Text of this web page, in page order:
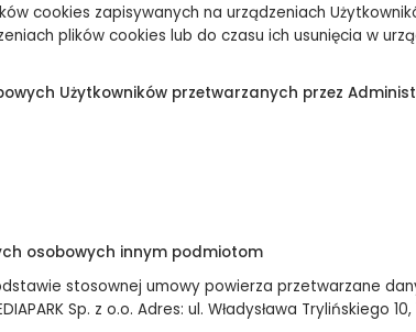
cookies zapisywanych na urządzeniach
plików cookies lub do czasu ich usunięcia w
Użytkowników przetwarzanych przez
osobowych innym podmiotom
stosownej umowy powierza przetwarzane
Sp. z o.o. Adres: ul. Władysława Trylińskiego